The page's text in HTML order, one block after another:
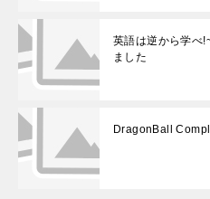
英語は逆から学べ
ました
DragonBall